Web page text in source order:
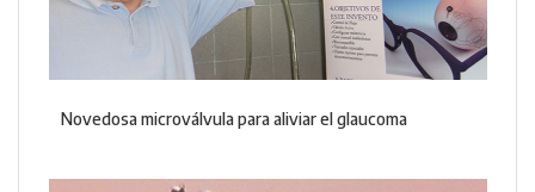
Novedosa microválvula para aliviar el glaucoma